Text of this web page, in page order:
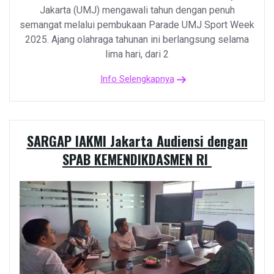
Jakarta (UMJ) mengawali tahun dengan penuh
semangat melalui pembukaan Parade UMJ Sport Week
2025. Ajang olahraga tahunan ini berlangsung selama
lima hari, dari 2
Info Selengkapnya
SARGAP IAKMI Jakarta Audiensi dengan
SPAB KEMENDIKDASMEN RI